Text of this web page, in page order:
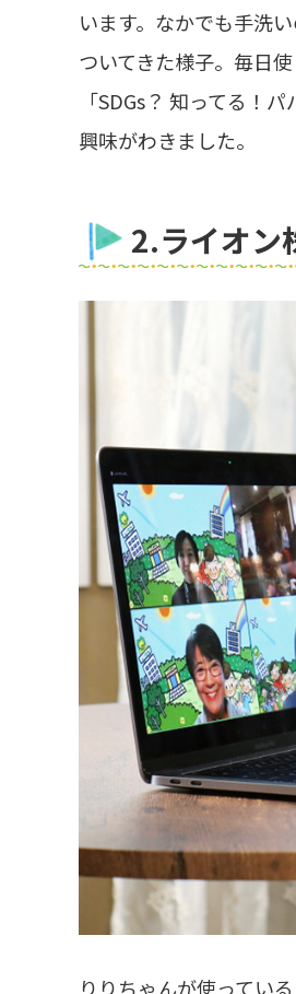
います。なかでも手洗
ついてきた様子。毎日
「SDGs？ 知ってる！
興味がわきました。
2.ライオン
りりちゃんが使ってい